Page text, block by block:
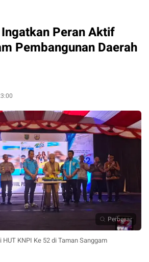
Peran Aktif
Pembangunan Daerah
Perbesar
KNPI Ke 52 di Taman Sanggam